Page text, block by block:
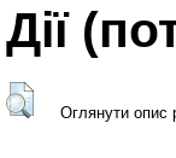
Дії
Оглянути опис